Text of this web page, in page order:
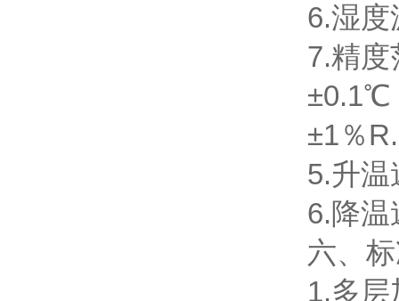
6.湿度
7.精
±0.1℃
±1％
5.升
6.降
六、
1.多